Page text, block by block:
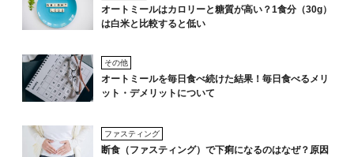
オートミールはカロリーと糖質が高い？1食分（30g）
は白米と比較すると低い
その他
オートミールを毎日食べ続けた結果！毎日食べるメリ
ット・デメリットについて
ファスティング
断食（ファスティング）で下痢になるのはなぜ？原因